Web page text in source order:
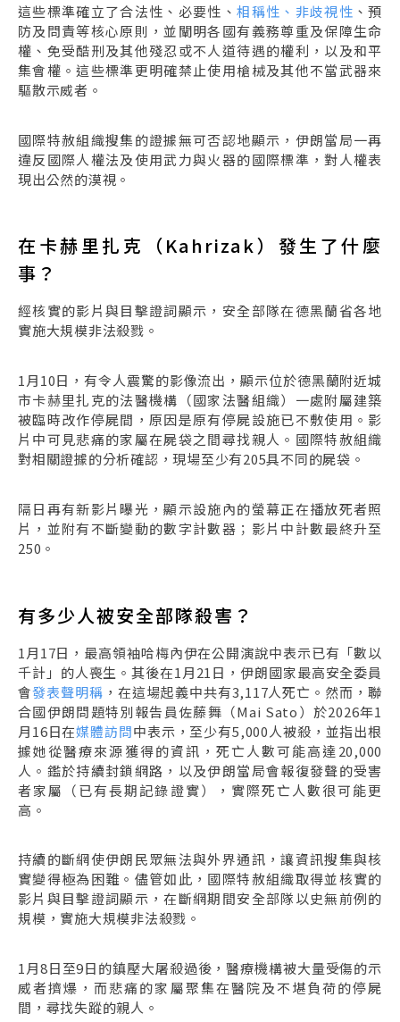
這些標準確立了合法性、必要性、相稱性、非歧視性 、預
防及問責等核心原則，並闡明各國有義務尊重及保障生命
權、免受酷刑及其他殘忍或不人道待遇的權利，以及和平
集會權。這些標準更明確禁止使用槍械及其他不當武器來
驅散示威者。
國際特赦組織搜集的證據無可否認地顯示，伊朗當局一再
違反國際人權法及使用武力與火器的國際標準，對人權表
現出公然的漠視。
在卡赫里扎克（Kahrizak）發生了什麼
事？
經核實的影片與目擊證詞顯示，安全部隊在德黑蘭省各地
實施大規模非法殺戮。
1月10日，有令人震驚的影像流出，顯示位於德黑蘭附近城
市卡赫里扎克的法醫機構（國家法醫組織）一處附屬建築
被臨時改作停屍間，原因是原有停屍設施已不敷使用。影
片中可見悲痛的家屬在屍袋之間尋找親人。國際特赦組織
對相關證據的分析確認，現場至少有205具不同的屍袋。
隔日再有新影片曝光，顯示設施內的螢幕正在播放死者照
片，並附有不斷變動的數字計數器；影片中計數最終升至
250。
有多少人被安全部隊殺害？
1月17日，最高領袖哈梅內伊在公開演說中表示已有「數以
千計」的人喪生。其後在1月21日，伊朗國家最高安全委員
會發表聲明稱 ，在這場起義中共有3,117人死亡。然而，聯
合國伊朗問題特別報告員佐藤舞（Mai Sato）於2026年1
月16日在媒體訪問中表示，至少有5,000人被殺，並指出根
據她從醫療來源獲得的資訊，死亡人數可能高達20,000
人。鑑於持續封鎖網路，以及伊朗當局會報復發聲的受害
者家屬（已有長期記錄證實），實際死亡人數很可能更
高。
持續的斷網使伊朗民眾無法與外界通訊，讓資訊搜集與核
實變得極為困難。儘管如此，國際特赦組織取得並核實的
影片與目擊證詞顯示，在斷網期間安全部隊以史無前例的
規模，實施大規模非法殺戮。
1月8日至9日的鎮壓大屠殺過後，醫療機構被大量受傷的示
威者擠爆，而悲痛的家屬聚集在醫院及不堪負荷的停屍
間，尋找失蹤的親人。